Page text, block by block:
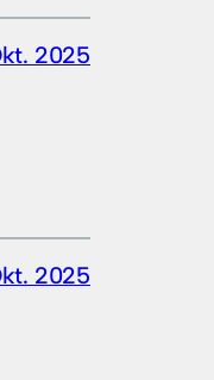
2025
2025